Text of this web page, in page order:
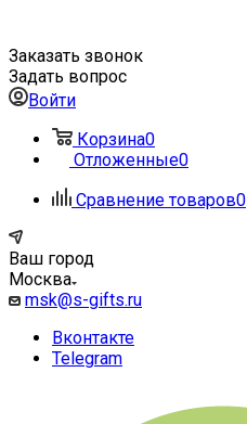
Заказать звонок
Задать вопрос
Войти
Корзина0
Отложенные0
Сравнение товаров0
Ваш город
Москва
msk@s-gifts.ru
Вконтакте
Telegram